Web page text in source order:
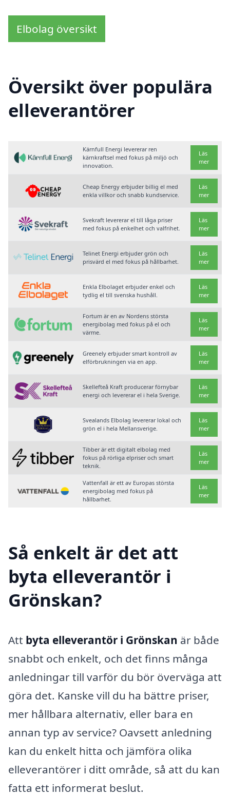
Elbolag översikt
Översikt över populära
elleverantörer
Kärnfull Energi levererar ren
kärnkraftsel med fokus på miljö och
innovation.
Läs
mer
Cheap Energy erbjuder billig el med
enkla villkor och snabb kundservice.
Läs
mer
Svekraft levererar el till låga priser
med fokus på enkelhet och valfrihet.
Läs
mer
Telinet Energi erbjuder grön och
prisvärd el med fokus på hållbarhet.
Läs
mer
Enkla Elbolaget erbjuder enkel och
tydlig el till svenska hushåll.
Läs
mer
Fortum är en av Nordens största
energibolag med fokus på el och
värme.
Läs
mer
Greenely erbjuder smart kontroll av
elförbrukningen via en app.
Läs
mer
Skellefteå Kraft producerar förnybar
energi och levererar el i hela Sverige.
Läs
mer
Svealands Elbolag levererar lokal och
grön el i hela Mellansverige.
Läs
mer
Tibber är ett digitalt elbolag med
fokus på rörliga elpriser och smart
teknik.
Läs
mer
Vattenfall är ett av Europas största
energibolag med fokus på
hållbarhet.
Läs
mer
Så enkelt är det att
byta elleverantör i
Grönskan?
Att byta elleverantör i Grönskan är både
snabbt och enkelt, och det finns många
anledningar till varför du bör överväga att
göra det. Kanske vill du ha bättre priser,
mer hållbara alternativ, eller bara en
annan typ av service? Oavsett anledning
kan du enkelt hitta och jämföra olika
elleverantörer i ditt område, så att du kan
fatta ett informerat beslut.